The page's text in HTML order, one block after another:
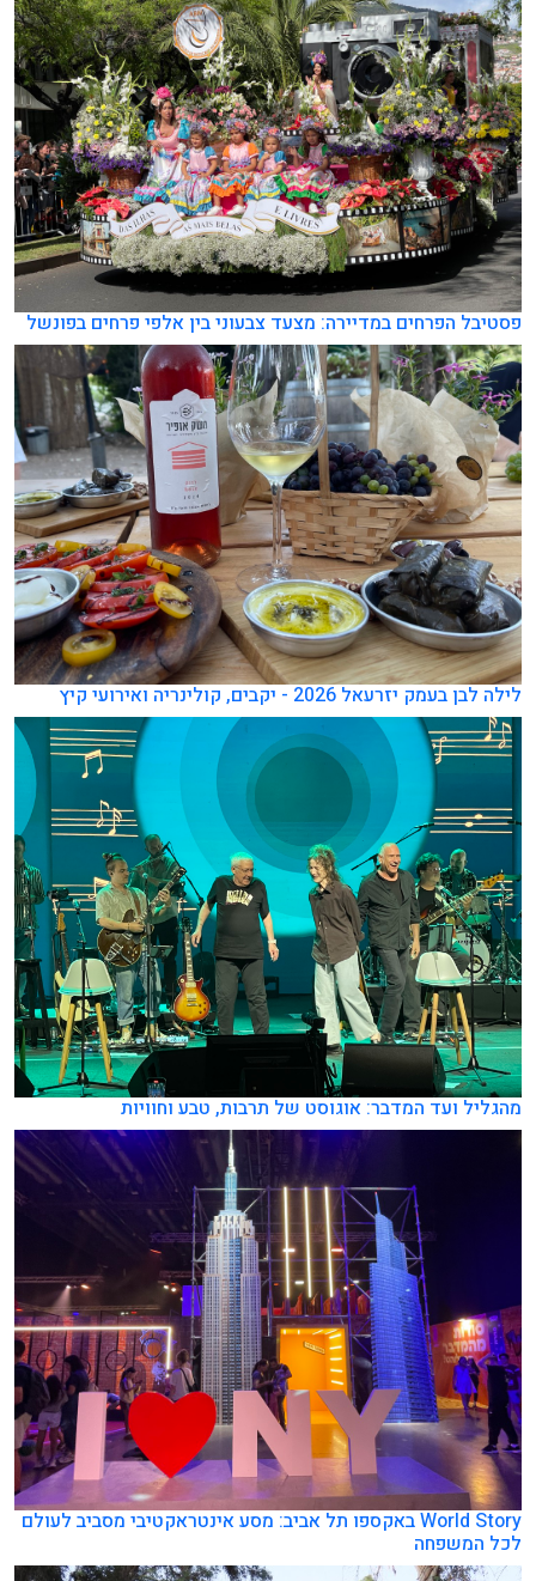
פסטיבל הפרחים במדיירה: מצעד צבעוני בין אלפי פרחים בפונשל
לילה לבן בעמק יזרעאל 2026 - יקבים, קולינריה ואירועי קיץ
מהגליל ועד המדבר: אוגוסט של תרבות, טבע וחוויות
World Story באקספו תל אביב: מסע אינטראקטיבי מסביב לעולם
לכל המשפחה